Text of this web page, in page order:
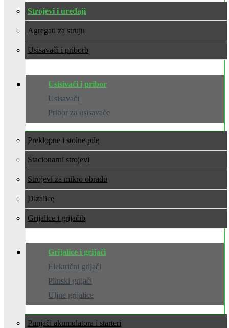
Strojevi i uređaji
Agregati za struju
Usisavači i pribor
Usisivači i pribor
Usisavači
Pribor za usisavače
Preklopne i stolne pile
Stacionarni strojevi
Strojevi za mikro obradu
Dizalice
Grijalice i grijači
Grijalice i grijači
Električni grijači
Plinski grijači
Uljne grijalice
Punjači akumulatora i starteri